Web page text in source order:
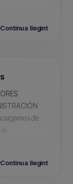
Continua llegint
de
la
Continua llegint